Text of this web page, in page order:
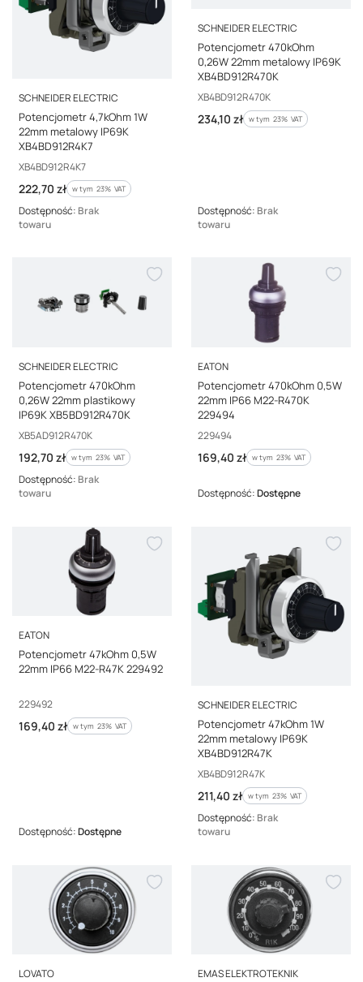
PRODUCENT
SCHNEIDER ELECTRIC
Potencjometr 4,7kOhm 1W
22mm metalowy IP69K
XB4BD912R4K7
Kod producenta
XB4BD912R4K7
Cena brutto
222,70 zł w tym %s VAT
w tym 23% VAT
Dostępność: Brak
towaru
PRODUCENT
SCHNEIDER ELECTRIC
Potencjometr 470kOhm
0,26W 22mm metalowy IP69K
XB4BD912R470K
Kod producenta
XB4BD912R470K
Cena brutto
234,10 zł w tym %s VAT
w tym 23% VAT
Dostępność: Brak
towaru
PRODUCENT
SCHNEIDER ELECTRIC
Potencjometr 470kOhm
0,26W 22mm plastikowy
IP69K XB5BD912R470K
Kod producenta
XB5AD912R470K
Cena brutto
192,70 zł w tym %s VAT
w tym 23% VAT
Dostępność: Brak
towaru
PRODUCENT
EATON
Potencjometr 470kOhm 0,5W
22mm IP66 M22-R470K
229494
Kod producenta
229494
Cena brutto
169,40 zł w tym %s VAT
w tym 23% VAT
Dostępność:Dostępne
PRODUCENT
EATON
Potencjometr 47kOhm 0,5W
22mm IP66 M22-R47K 229492
Kod producenta
229492
Cena brutto
169,40 zł w tym %s VAT
w tym 23% VAT
Dostępność:Dostępne
PRODUCENT
SCHNEIDER ELECTRIC
Potencjometr 47kOhm 1W
22mm metalowy IP69K
XB4BD912R47K
Kod producenta
XB4BD912R47K
Cena brutto
211,40 zł w tym %s VAT
w tym 23% VAT
Dostępność: Brak
towaru
PRODUCENT
LOVATO PRODUCENT
EMAS ELEKTROTEKNIK